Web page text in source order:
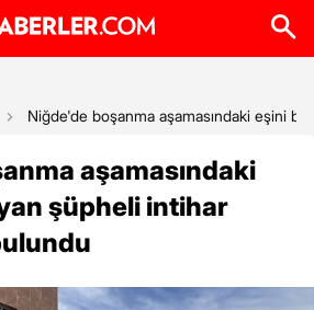
Niğde'de boşanma aşamasındaki eşini
aşamasındaki
şüpheli intihar